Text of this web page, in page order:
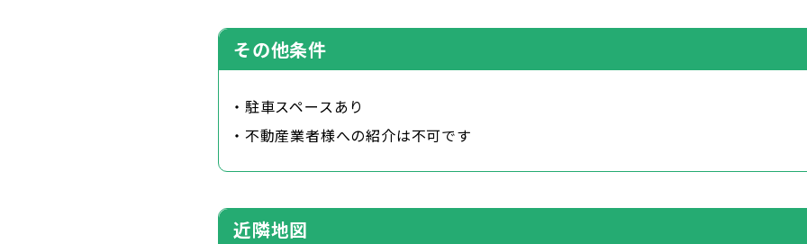
その他条件
・駐車スペースあり
・不動産業者様への紹介は不可です
近隣地図